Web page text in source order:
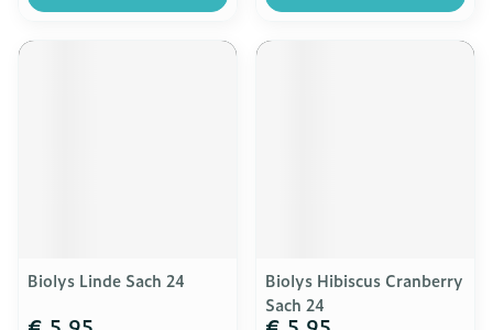
Biolys Linde Sach 24
Biolys Hibiscus Cranberry
Sach 24